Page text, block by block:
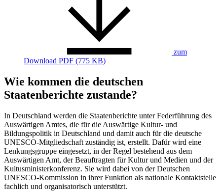
zum
Download PDF (775 KB)
Wie kommen die deutschen
Staatenberichte zustande?
In Deutschland werden die Staatenberichte unter Federführung des
Auswärtigen Amtes, die für die Auswärtige Kultur- und
Bildungspolitik in Deutschland und damit auch für die deutsche
UNESCO-Mitgliedschaft zuständig ist, erstellt. Dafür wird eine
Lenkungsgruppe eingesetzt, in der Regel bestehend aus dem
Auswärtigen Amt, der Beauftragten für Kultur und Medien und der
Kultusministerkonferenz. Sie wird dabei von der Deutschen
UNESCO-Kommission in ihrer Funktion als nationale Kontaktstelle
fachlich und organisatorisch unterstützt.